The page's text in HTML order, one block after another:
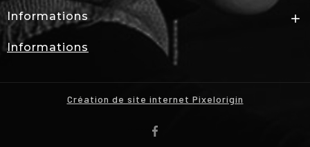
Informations 
Informations
Création de site internet Pixelorigin